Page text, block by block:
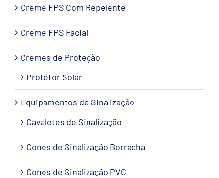
Creme FPS Com Repelente
Creme FPS Facial
Cremes de Proteção
Protetor Solar
Equipamentos de Sinalização
Cavaletes de Sinalização
Cones de Sinalização Borracha
Cones de Sinalização PVC